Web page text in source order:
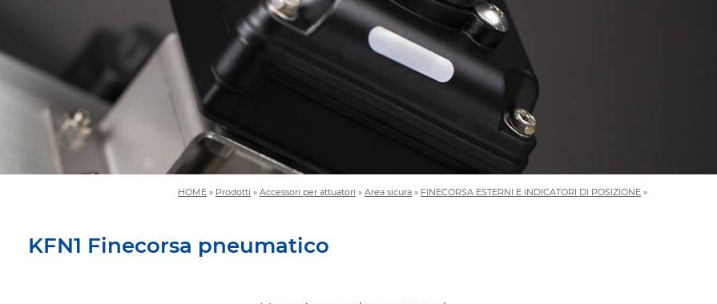
HOME » Prodotti » Accessori per attuatori » Area sicura » FINECORSA ESTERNI E INDICATORI DI POSIZIONE »
KFN1 Finecorsa pneumatico